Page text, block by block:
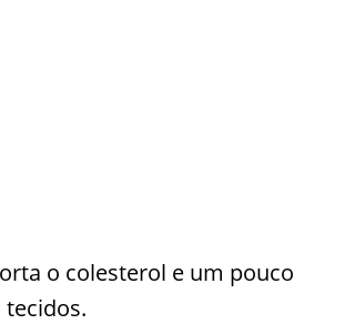
o colesterol e um pouco